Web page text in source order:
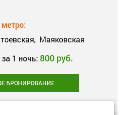
Маяковская
1 ночь: 800 руб.
БРОНИРОВАНИЕ